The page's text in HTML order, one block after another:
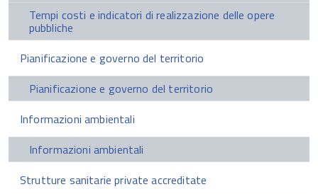
Tempi costi e indicatori di realizzazione delle opere
pubbliche
Pianificazione e governo del territorio
Pianificazione e governo del territorio
Informazioni ambientali
Informazioni ambientali
Strutture sanitarie private accreditate